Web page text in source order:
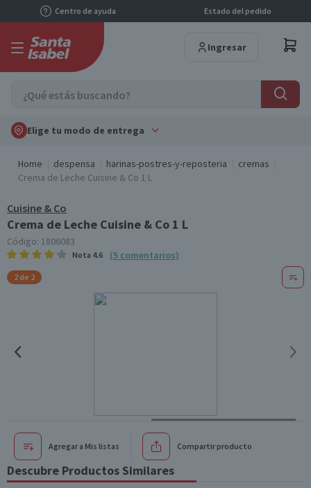
Centro de ayuda Estado del pedido
Ingresar
Elige tu modo de entrega
Home despensa harinas-postres-y-reposteria
cremas
Crema de Leche Cuisine & Co 1 L
Cuisine & Co
Crema de Leche Cuisine & Co 1 L
Código: 1806083
Nota 4.6 (5 comentarios)
2 de 2
Agregar a Mis listas Compartir producto
Descubre Productos Similares